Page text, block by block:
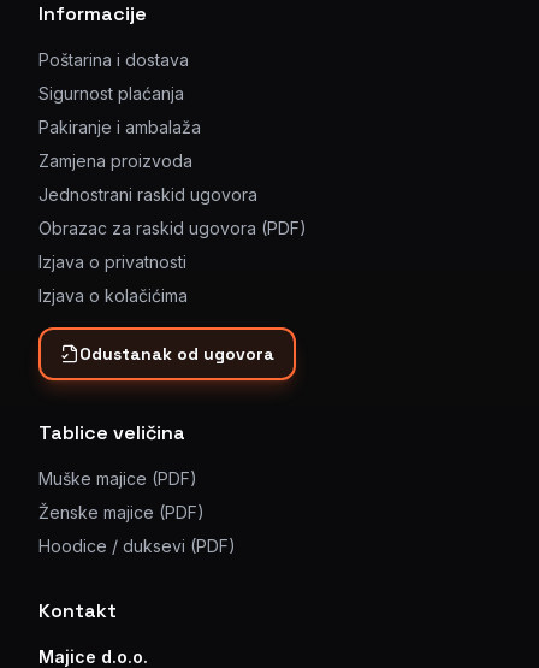
Informacije
Poštarina i dostava
Sigurnost plaćanja
Pakiranje i ambalaža
Zamjena proizvoda
Jednostrani raskid ugovora
Obrazac za raskid ugovora (PDF)
Izjava o privatnosti
Izjava o kolačićima
Odustanak od ugovora
Tablice veličina
Muške majice (PDF)
Ženske majice (PDF)
Hoodice / duksevi (PDF)
Kontakt
Majice d.o.o.